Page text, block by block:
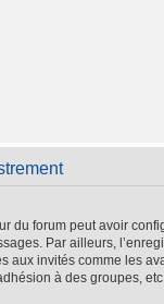
du forum peut avoir
Par ailleurs,
aux invités comme les
à des groupes,